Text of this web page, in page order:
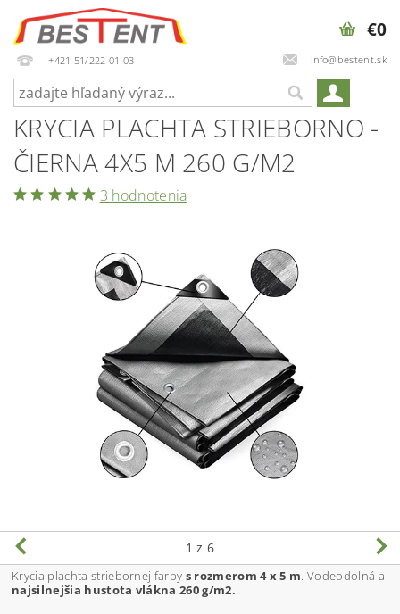
+421 51/222 01 03 info@bestent.sk
€0
KRYCIA PLACHTA STRIEBORNO -
ČIERNA 4X5 M 260 G/M2
3 hodnotenia
1 z 6
Krycia plachta striebornej farby s rozmerom 4 x 5 m . Vodeodolná a
najsilnejšia hustota vlákna 260 g/m2.